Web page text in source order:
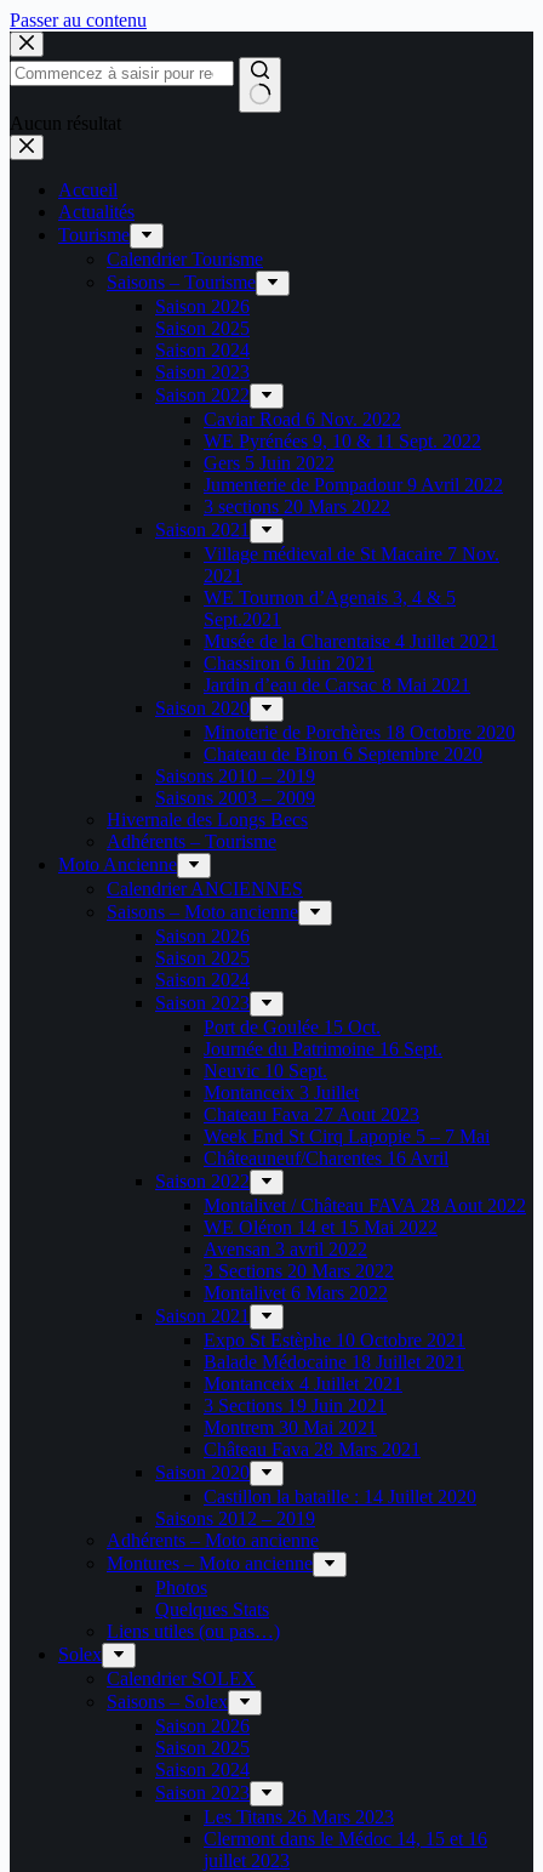
Passer au contenu
Aucun résultat
Accueil
Actualités
Tourisme
Calendrier Tourisme
Saisons – Tourisme
Saison 2026
Saison 2025
Saison 2024
Saison 2023
Saison 2022
Caviar Road 6 Nov. 2022
WE Pyrénées 9, 10 & 11 Sept. 2022
Gers 5 Juin 2022
Jumenterie de Pompadour 9 Avril 2022
3 sections 20 Mars 2022
Saison 2021
Village médieval de St Macaire 7 Nov.
2021
WE Tournon d’Agenais 3, 4 & 5
Sept.2021
Musée de la Charentaise 4 Juillet 2021
Chassiron 6 Juin 2021
Jardin d’eau de Carsac 8 Mai 2021
Saison 2020
Minoterie de Porchères 18 Octobre 2020
Chateau de Biron 6 Septembre 2020
Saisons 2010 – 2019
Saisons 2003 – 2009
Hivernale des Longs Becs
Adhérents – Tourisme
Moto Ancienne
Calendrier ANCIENNES
Saisons – Moto ancienne
Saison 2026
Saison 2025
Saison 2024
Saison 2023
Port de Goulée 15 Oct.
Journée du Patrimoine 16 Sept.
Neuvic 10 Sept.
Montanceix 3 Juillet
Chateau Fava 27 Aout 2023
Week End St Cirq Lapopie 5 – 7 Mai
Châteauneuf/Charentes 16 Avril
Saison 2022
Montalivet / Château FAVA 28 Aout 2022
WE Oléron 14 et 15 Mai 2022
Avensan 3 avril 2022
3 Sections 20 Mars 2022
Montalivet 6 Mars 2022
Saison 2021
Expo St Estèphe 10 Octobre 2021
Balade Médocaine 18 Juillet 2021
Montanceix 4 Juillet 2021
3 Sections 19 Juin 2021
Montrem 30 Mai 2021
Château Fava 28 Mars 2021
Saison 2020
Castillon la bataille : 14 Juillet 2020
Saisons 2012 – 2019
Adhérents – Moto ancienne
Montures – Moto ancienne
Photos
Quelques Stats
Liens utiles (ou pas…)
Solex
Calendrier SOLEX
Saisons – Solex
Saison 2026
Saison 2025
Saison 2024
Saison 2023
Les Titans 26 Mars 2023
Clermont dans le Médoc 14, 15 et 16
juillet 2023